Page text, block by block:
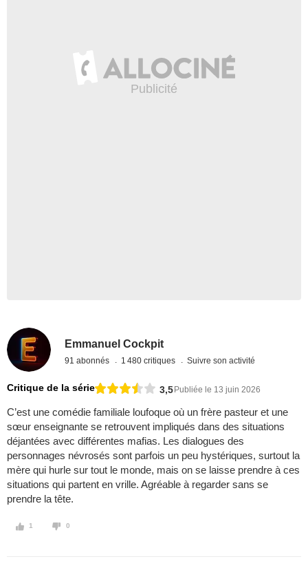
Emmanuel Cockpit
91 abonnés 1 480 critiques Suivre son activité
Critique de la série 3,5Publiée le 13 juin 2026
C’est une comédie familiale loufoque où un frère pasteur et une
sœur enseignante se retrouvent impliqués dans des situations
déjantées avec différentes mafias. Les dialogues des
personnages névrosés sont parfois un peu hystériques, surtout la
mère qui hurle sur tout le monde, mais on se laisse prendre à ces
situations qui partent en vrille. Agréable à regarder sans se
prendre la tête.
1 0